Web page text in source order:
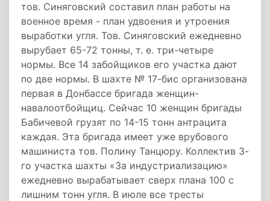
тов. Синяговский составил план работы на
военное время - план удвоения и утроения
выработки угля. Тов. Синяговский ежедневно
вырубает 65-72 тонны, т. е. три-четыре
нормы. Все 14 забойщиков его участка дают
по две нормы. В шахте № 17-бис организована
первая в Донбассе бригада женщин-
навалоотбойщиц. Сейчас 10 женщин бригады
Бабичевой грузят по 14-15 тонн антрацита
каждая. Эта бригада имеет уже врубового
машиниста тов. Полину Танцюру. Коллектив 3-
го участка шахты «За индустриализацию»
ежедневно вырабатывает сверх плана 100 с
лишним тонн угля. В июле все тресты